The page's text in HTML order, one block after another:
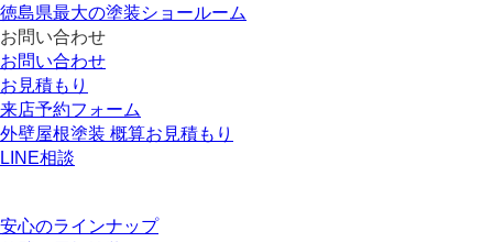
徳島県最大の塗装ショールーム
お問い合わせ
お問い合わせ
お見積もり
来店予約フォーム
外壁屋根塗装 概算お見積もり
LINE相談
安心のラインナップ